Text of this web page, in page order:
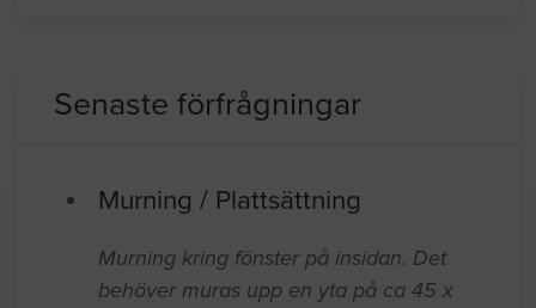
Senaste förfrågningar
Murning / Plattsättning
Murning kring fönster på insidan. Det
behöver muras upp en yta på ca 45 x